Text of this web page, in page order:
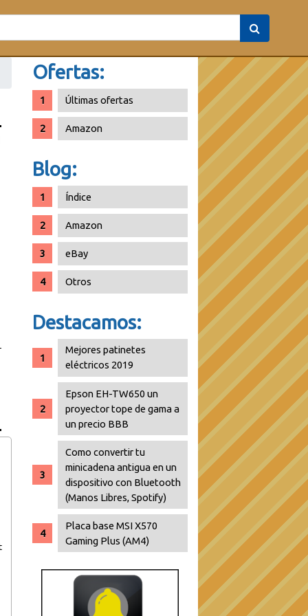
Ofertas:
Últimas ofertas
Amazon
Blog:
Índice
Amazon
eBay
Otros
Destacamos:
Mejores patinetes
eléctricos 2019
Epson EH-TW650 un
proyector tope de gama a
un precio BBB
Como convertir tu
minicadena antigua en un
dispositivo con Bluetooth
(Manos Libres, Spotify)
Placa base MSI X570
Gaming Plus (AM4)